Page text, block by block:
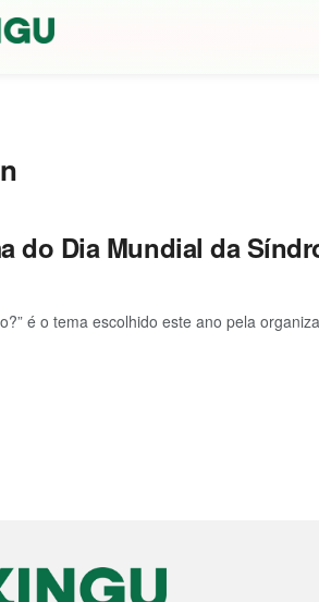
do Dia Mundial da
é o tema escolhido este ano pela